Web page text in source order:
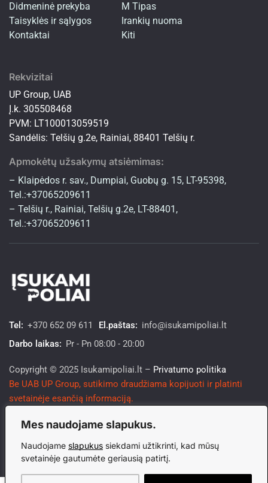
Mes naudojame slapukus.
Naudojame slapukus siekdami užtikrinti, kad mūsų
svetainėje gautumėte geriausią patirtį.
Didmeninė prekyba
Taisyklės ir sąlygos
Kontaktai
M Tipas
Irankių nuoma
Kiti
Rekvizitai
UP Group, UAB
Į.k. 305508468
PVM: LT100013059519
Sandėlis: Telšių g.2e, Rainiai, 88401 Telšių r.
Apmokėtų užsakymų atsiėmimas:
– Klaipėdos r. sav., Dumpiai, Guobų g. 15, LT-95398,
Tel.:+37065209611
– Telšių r., Rainiai, Telšių g.2e, LT-88401,
Tel.:+37065209611
Tel: +370 652 09 611 El.paštas: info@isukamipoliai.lt
Darbo laikas: Pr - Pn 08:00 - 20:00
Copyright © 2025 Isukamipoliai.lt – Privatumo politika
Be UAB UP Group, sutikimo draudžiama kopijuoti ir platinti
svetainėje esančią informaciją.